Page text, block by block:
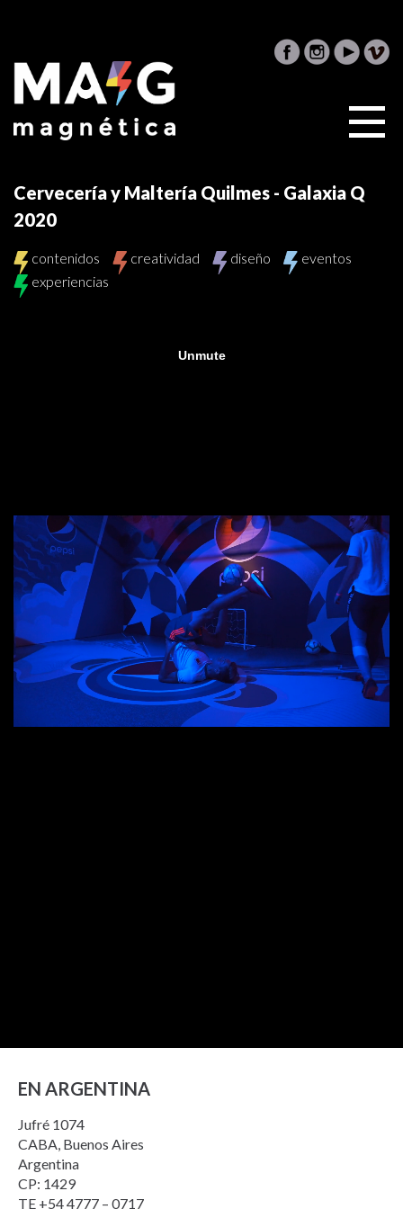
Cervecería y Maltería Quilmes - Galaxia Q
2020
contenidos creatividad diseño
eventos
experiencias
EN ARGENTINA
Jufré 1074
CABA, Buenos Aires
Argentina
CP: 1429
TE +54 4777 – 0717